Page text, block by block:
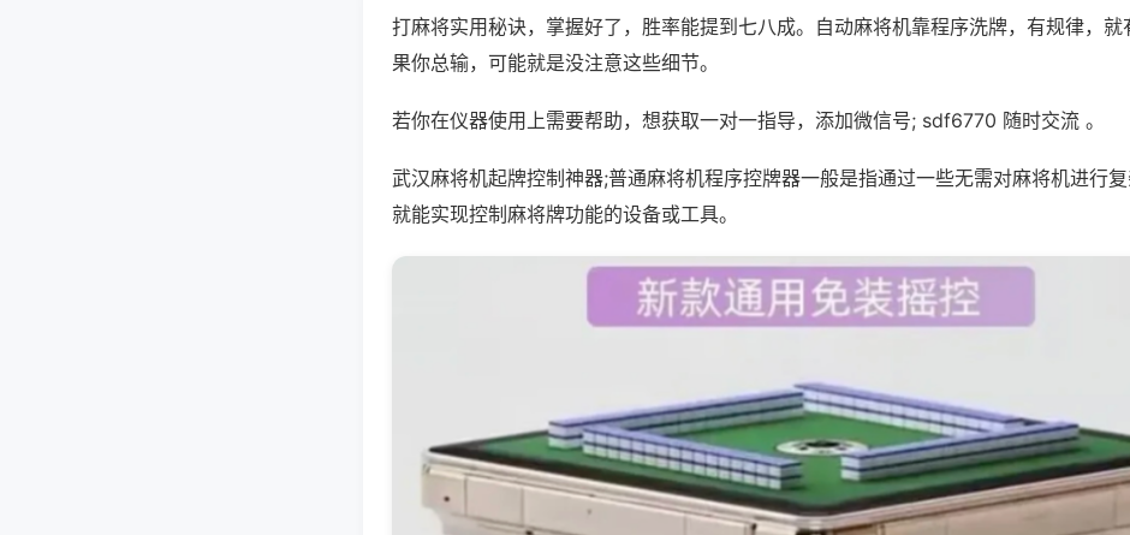
打麻将实用秘诀，掌握好了，胜率能提到七八成。自动麻将机靠程序洗牌，有规律，就
果你总输，可能就是没注意这些细节。
若你在仪器使用上需要帮助，想获取一对一指导，添加微信号; sdf6770 随时交流 。
武汉麻将机起牌控制神器;普通麻将机程序控牌器一般是指通过一些无需对麻将机进行
就能实现控制麻将牌功能的设备或工具。